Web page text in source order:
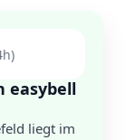
easybell
liegt im